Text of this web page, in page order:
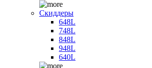
Скиддеры
648L
748L
848L
948L
640L